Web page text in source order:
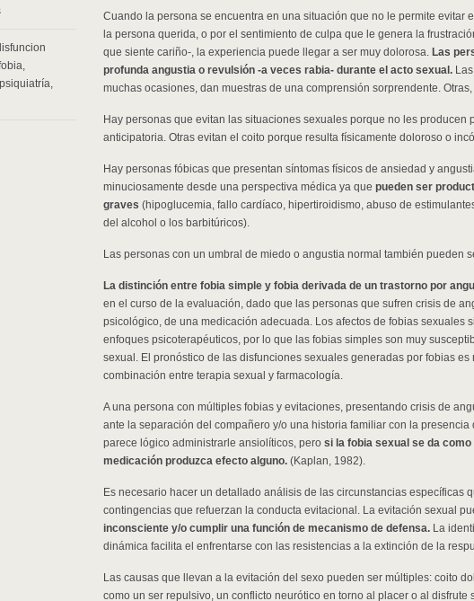
,
psiquiatría,
Cuando la persona se encuentra en una situación que no le permite evitar
la persona querida, o por el sentimiento de culpa que le genera la
que siente cariño-, la experiencia puede llegar a ser muy dolorosa. Las
profunda angustia o revulsión -a veces rabia- durante el acto sexual.
muchas ocasiones, dan muestras de una comprensión sorprendente.
Hay personas que evitan las situaciones sexuales porque no les producen
anticipatoria. Otras evitan el coito porque resulta físicamente doloroso o
Hay personas fóbicas que presentan síntomas físicos de ansiedad y
minuciosamente desde una perspectiva médica ya que pueden ser
graves (hipoglucemia, fallo cardíaco, hipertiroidismo, abuso de
del alcohol o los barbitúricos).
Las personas con un umbral de miedo o angustia normal también pueden
La distinción entre fobia simple y fobia derivada de un trastorno por
en el curso de la evaluación, dado que las personas que sufren crisis de
psicológico, de una medicación adecuada. Los afectos de fobias sexuales
enfoques psicoterapéuticos, por lo que las fobias simples son muy
sexual. El pronóstico de las disfunciones sexuales generadas por fobias
combinación entre terapia sexual y farmacología.
A una persona con múltiples fobias y evitaciones, presentando crisis de
ante la separación del compañero y/o una historia familiar con la
parece lógico administrarle ansiolíticos, pero si la fobia sexual se da
medicación produzca efecto alguno. (Kaplan, 1982).
Es necesario hacer un detallado análisis de las circunstancias específicas
contingencias que refuerzan la conducta evitacional. La evitación sexual
inconsciente y/o cumplir una función de mecanismo de defensa. La
dinámica facilita el enfrentarse con las resistencias a la extinción de la
Las causas que llevan a la evitación del sexo pueden ser múltiples: coito
como un ser repulsivo, un conflicto neurótico en torno al placer o al disfrute